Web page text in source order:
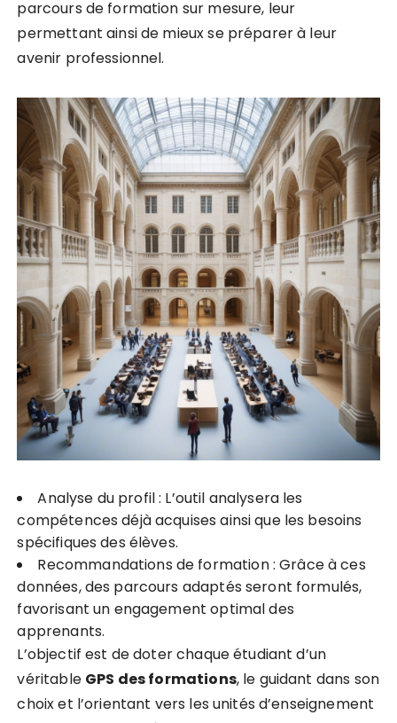
parcours de formation sur mesure, leur
permettant ainsi de mieux se préparer à leur
avenir professionnel.
Analyse du profil : L’outil analysera les
compétences déjà acquises ainsi que les besoins
spécifiques des élèves.
Recommandations de formation : Grâce à ces
données, des parcours adaptés seront formulés,
favorisant un engagement optimal des
apprenants.
L’objectif est de doter chaque étudiant d’un
véritable GPS desformations, le guidant dans son
choix et l’orientant vers les unités d’enseignement